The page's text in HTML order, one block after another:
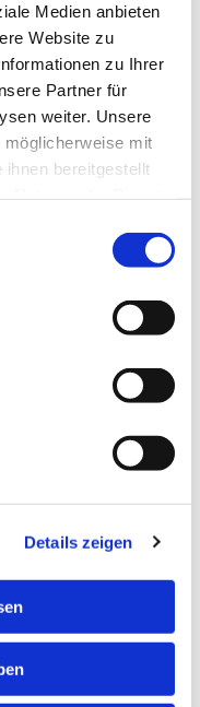
Medien anbieten
Website zu
zu Ihrer
Partner für
weiter. Unsere
mit
bereitgestellt
Details zeigen
auch